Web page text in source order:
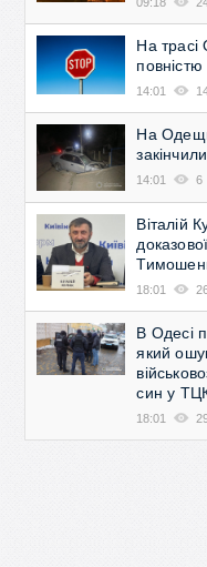
На трасі
14:01
На
14:01 6
Віталій
18:01
В Одесі
який
син у
18:01